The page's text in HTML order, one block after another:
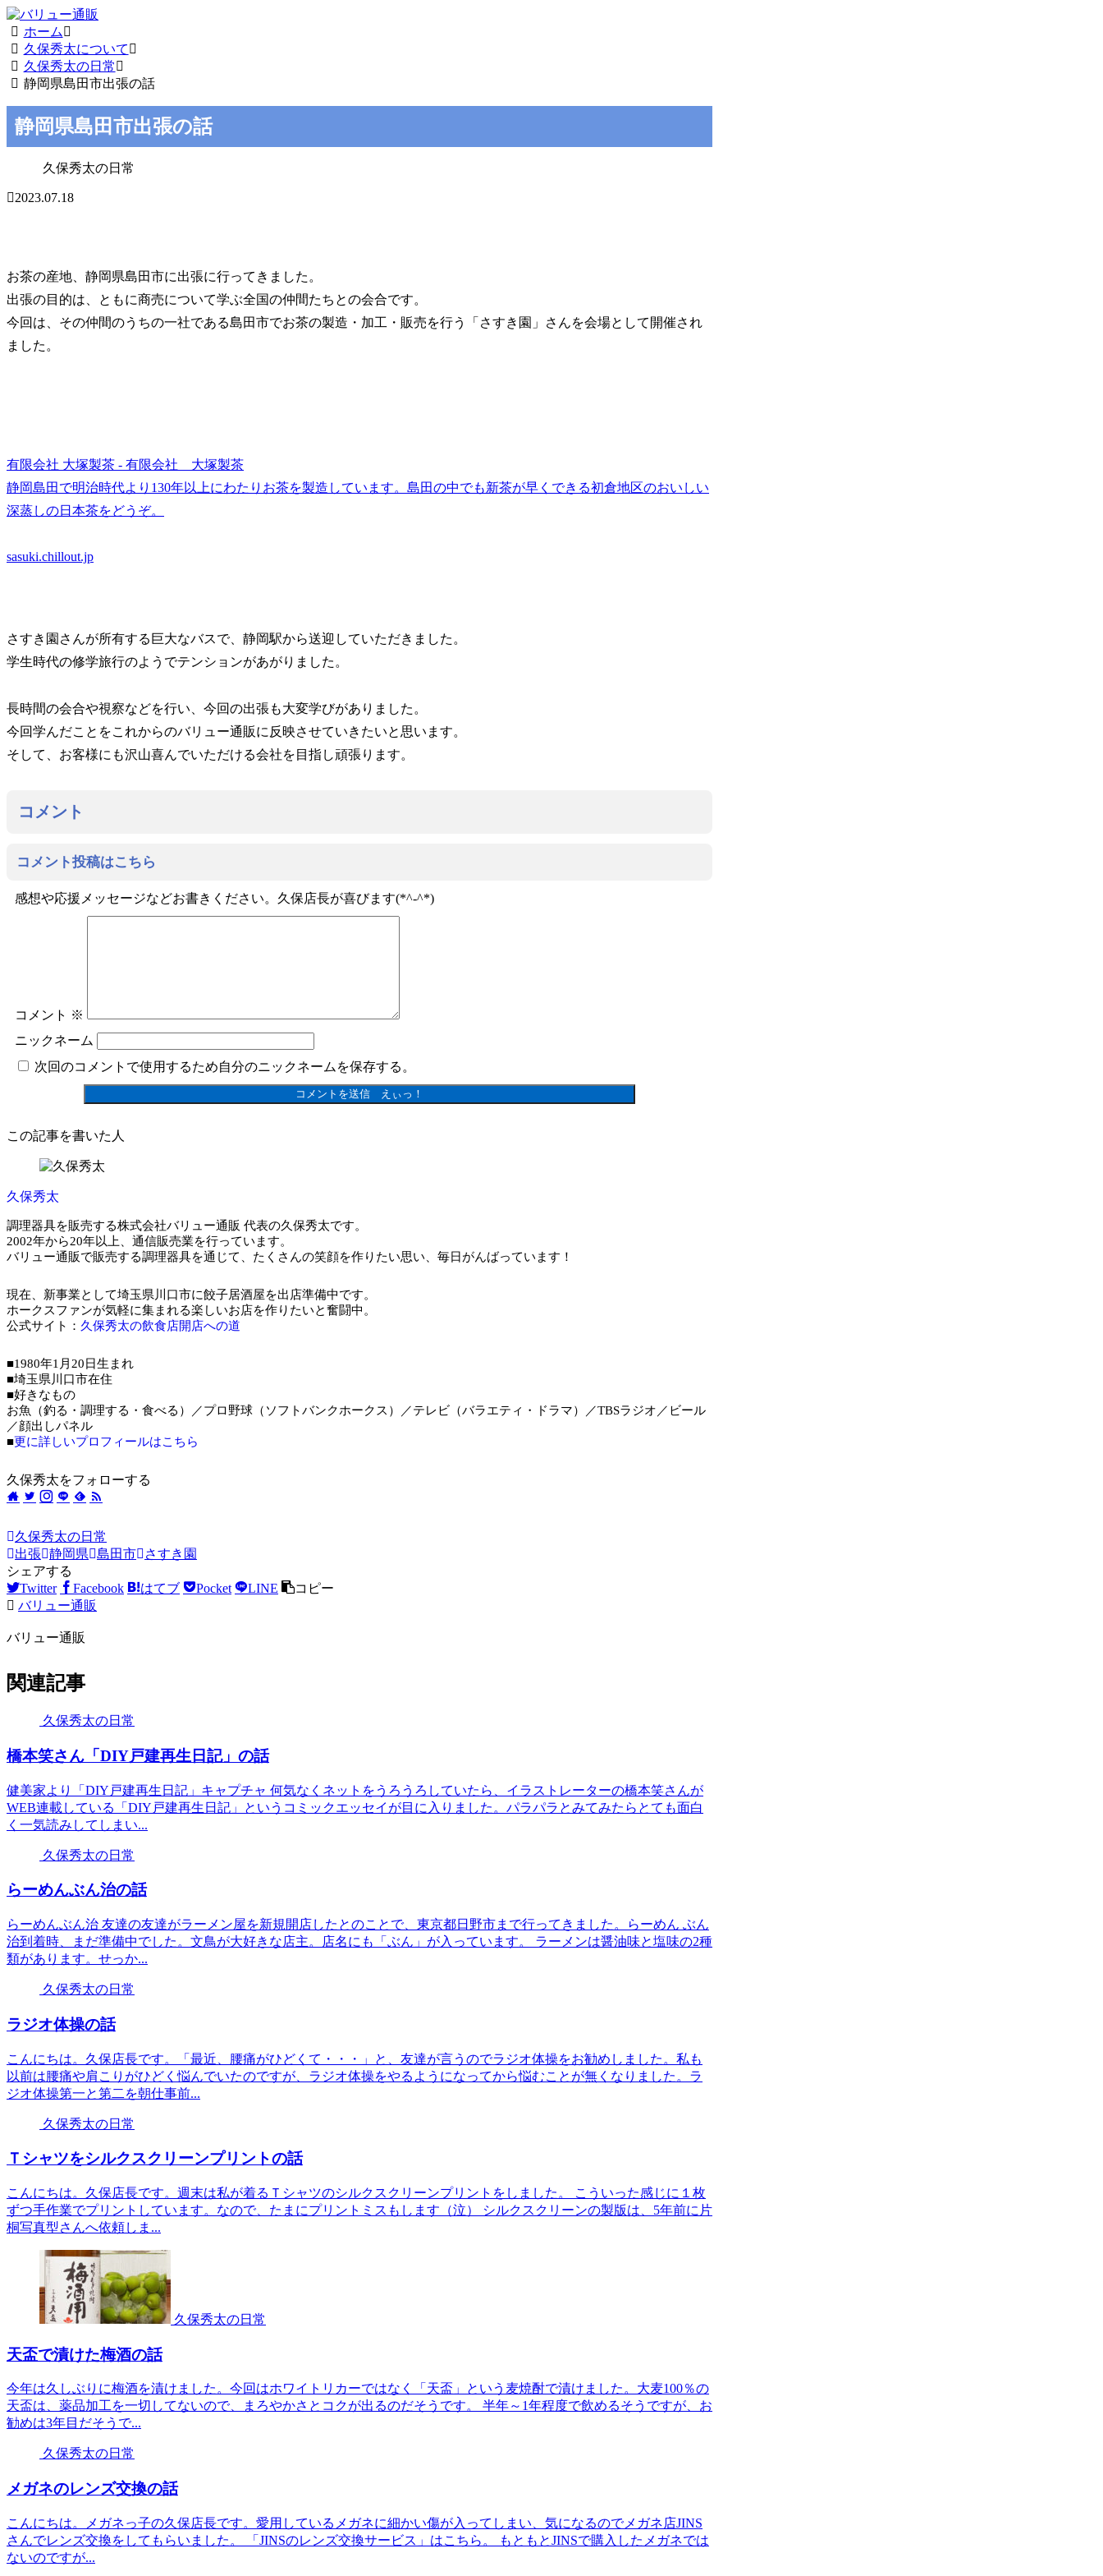
ホーム
久保秀太について
久保秀太の日常
静岡県島田市出張の話
静岡県島田市出張の話
久保秀太の日常
2023.07.18
お茶の産地、静岡県島田市に出張に行ってきました。
出張の目的は、ともに商売について学ぶ全国の仲間たちとの会合です。
今回は、その仲間のうちの一社である島田市でお茶の製造・加工・販売を行う「さすき園」さんを会場として開催され
ました。
有限会社 大塚製茶 - 有限会社 大塚製茶
静岡島田で明治時代より130年以上にわたりお茶を製造しています。島田の中でも新茶が早くできる初倉地区のおいしい
深蒸しの日本茶をどうぞ。
sasuki.chillout.jp
さすき園さんが所有する巨大なバスで、静岡駅から送迎していただきました。
学生時代の修学旅行のようでテンションがあがりました。
長時間の会合や視察などを行い、今回の出張も大変学びがありました。
今回学んだことをこれからのバリュー通販に反映させていきたいと思います。
そして、お客様にも沢山喜んでいただける会社を目指し頑張ります。
コメント
コメント投稿はこちら
感想や応援メッセージなどお書きください。久保店長が喜びます(*^-^*)
コメント ※
ニックネーム
次回のコメントで使用するため自分のニックネームを保存する。
この記事を書いた人
久保秀太
調理器具を販売する株式会社バリュー通販 代表の久保秀太です。
2002年から20年以上、通信販売業を行っています。
バリュー通販で販売する調理器具を通じて、たくさんの笑顔を作りたい思い、毎日がんばっています！
現在、新事業として埼玉県川口市に餃子居酒屋を出店準備中です。
ホークスファンが気軽に集まれる楽しいお店を作りたいと奮闘中。
公式サイト： 久保秀太の飲食店開店への道
■1980年1月20日生まれ
■埼玉県川口市在住
■好きなもの
お魚（釣る・調理する・食べる）／プロ野球（ソフトバンクホークス）／テレビ（バラエティ・ドラマ）／TBSラジオ／ビール
／顔出しパネル
■更に詳しいプロフィールはこちら
久保秀太をフォローする
久保秀太の日常
出張 静岡県 島田市
さすき園
シェアする
Twitter
Facebook はてブ Pocket LINE
コピー
バリュー通販
バリュー通販
関連記事
久保秀太の日常
橋本笑さん「DIY戸建再生日記」の話
健美家より「DIY戸建再生日記」キャプチャ 何気なくネットをうろうろしていたら、イラストレーターの橋本笑さんが
WEB連載している「DIY戸建再生日記」というコミックエッセイが目に入りました。パラパラとみてみたらとても面白
く一気読みしてしまい...
久保秀太の日常
らーめんぶん治の話
らーめんぶん治 友達の友達がラーメン屋を新規開店したとのことで、東京都日野市まで行ってきました。らーめん ぶん
治到着時、まだ準備中でした。文鳥が大好きな店主。店名にも「ぶん」が入っています。 ラーメンは醤油味と塩味の2種
類があります。せっか...
久保秀太の日常
ラジオ体操の話
こんにちは。久保店長です。「最近、腰痛がひどくて・・・」と、友達が言うのでラジオ体操をお勧めしました。私も
以前は腰痛や肩こりがひどく悩んでいたのですが、ラジオ体操をやるようになってから悩むことが無くなりました。ラ
ジオ体操第一と第二を朝仕事前...
久保秀太の日常
Ｔシャツをシルクスクリーンプリントの話
こんにちは。久保店長です。週末は私が着るＴシャツのシルクスクリーンプリントをしました。 こういった感じに１枚
ずつ手作業でプリントしています。なので、たまにプリントミスもします（泣） シルクスクリーンの製版は、5年前に片
桐写真型さんへ依頼しま...
久保秀太の日常
天盃で漬けた梅酒の話
今年は久しぶりに梅酒を漬けました。今回はホワイトリカーではなく「天盃」という麦焼酎で漬けました。大麦100％の
天盃は、薬品加工を一切してないので、まろやかさとコクが出るのだそうです。 半年～1年程度で飲めるそうですが、お
勧めは3年目だそうで...
久保秀太の日常
メガネのレンズ交換の話
こんにちは。メガネっ子の久保店長です。愛用しているメガネに細かい傷が入ってしまい、気になるのでメガネ店JINS
さんでレンズ交換をしてもらいました。 「JINSのレンズ交換サービス」はこちら。 もともとJINSで購入したメガネでは
ないのですが...